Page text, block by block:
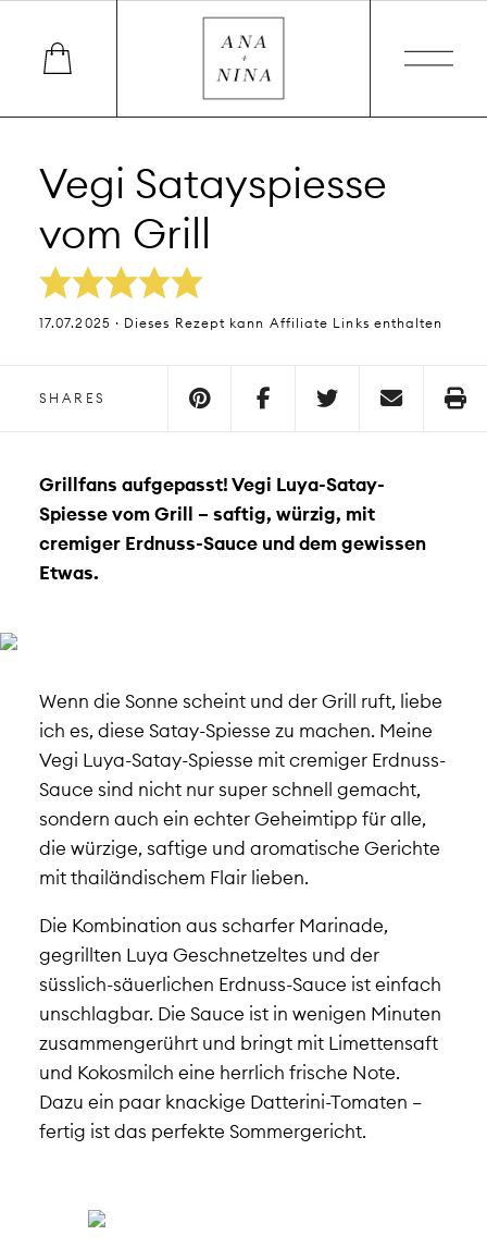
Vegi Satayspiesse
vom Grill
17.07.2025 · Dieses Rezept kann Affiliate Links enthalten
SHARES
Grillfans aufgepasst! Vegi Luya-Satay-
Spiesse vom Grill – saftig, würzig, mit
cremiger Erdnuss-Sauce und dem gewissen
Etwas.
Wenn die Sonne scheint und der Grill ruft, liebe
ich es, diese Satay-Spiesse zu machen. Meine
Vegi Luya-Satay-Spiesse mit cremiger Erdnuss-
Sauce sind nicht nur super schnell gemacht,
sondern auch ein echter Geheimtipp für alle,
die würzige, saftige und aromatische Gerichte
mit thailändischem Flair lieben.
Die Kombination aus scharfer Marinade,
gegrillten Luya Geschnetzeltes und der
süsslich-säuerlichen Erdnuss-Sauce ist einfach
unschlagbar. Die Sauce ist in wenigen Minuten
zusammengerührt und bringt mit Limettensaft
und Kokosmilch eine herrlich frische Note.
Dazu ein paar knackige Datterini-Tomaten –
fertig ist das perfekte Sommergericht.